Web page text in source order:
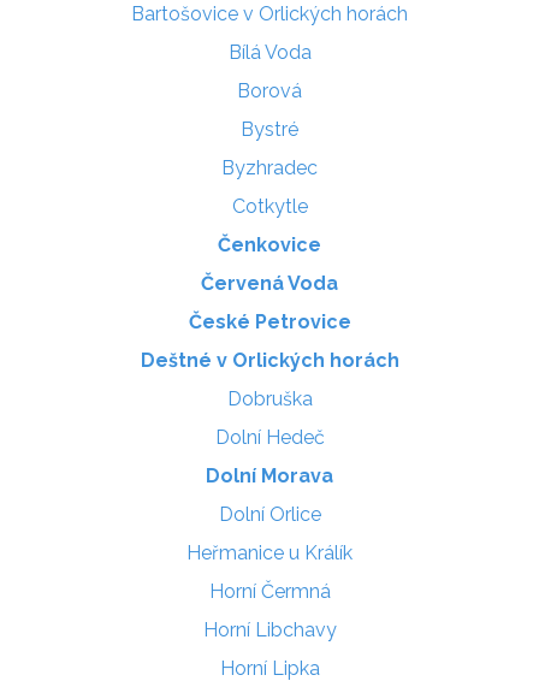
Bartošovice v Orlických horách
Bílá Voda
Borová
Bystré
Byzhradec
Cotkytle
Čenkovice
Červená Voda
České Petrovice
Deštné v Orlických horách
Dobruška
Dolní Hedeč
Dolní Morava
Dolní Orlice
Heřmanice u Králík
Horní Čermná
Horní Libchavy
Horní Lipka